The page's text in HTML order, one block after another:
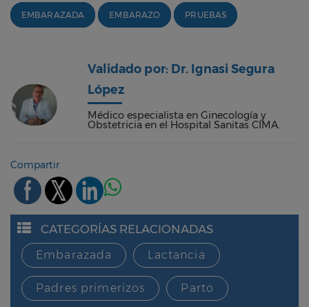
EMBARAZADA EMBARAZO PRUEBAS
Validado por: Dr. Ignasi Segura
López
Médico especialista en Ginecología y
Obstetricia en el Hospital Sanitas CIMA.
Compartir
CATEGORÍAS RELACIONADAS
Embarazada Lactancia
Padres primerizos Parto